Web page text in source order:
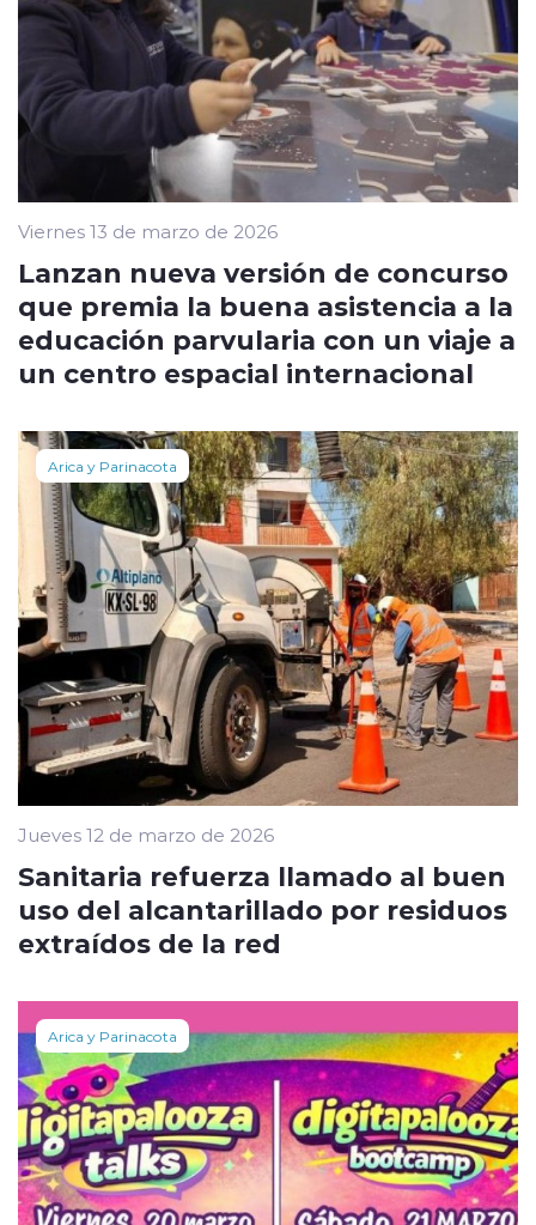
Viernes 13 de marzo de 2026
Lanzan nueva versión de concurso
que premia la buena asistencia a la
educación parvularia con un viaje a
un centro espacial internacional
Arica y Parinacota
Jueves 12 de marzo de 2026
Sanitaria refuerza llamado al buen
uso del alcantarillado por residuos
extraídos de la red
Arica y Parinacota